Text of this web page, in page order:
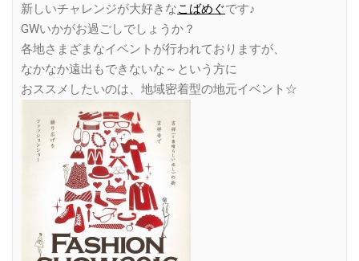
新しいチャレンジが大好きなこばめぐです♪
GWいかがお過ごしでしょうか？
各地さまざまなイベントが行われておりますが、
なかなか遠出もできないな～という方に
おススメしたいのは、地域密着型の地元イベント☆